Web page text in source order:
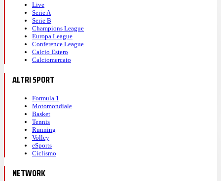
Live
Serie A
Serie B
Champions League
Europa League
Conference League
Calcio Estero
Calciomercato
ALTRI SPORT
Formula 1
Motomondiale
Basket
Tennis
Running
Volley
eSports
Ciclismo
NETWORK